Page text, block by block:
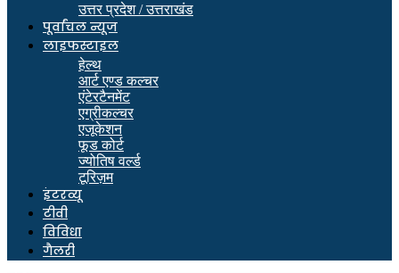
उत्तर प्रदेश / उत्तराखंड
पूर्वांचल न्यूज
लाइफस्टाइल
हेल्थ
आर्ट एण्ड कल्चर
एंटेरटैनमेंट
एग्रीकल्चर
एजूकेशन
फूड कोर्ट
ज्योतिष वर्ल्ड
टूरिज़म
इंटरव्यू
टीवी
विविधा
गैलरी